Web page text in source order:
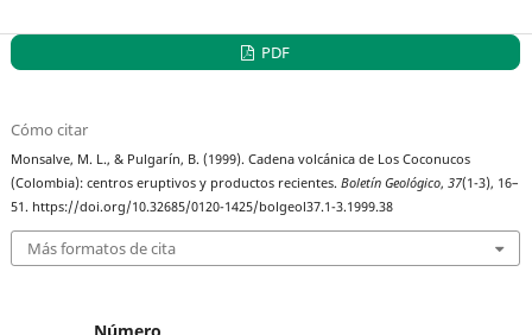
PDF
Cómo citar
Monsalve, M. L., & Pulgarín, B. (1999). Cadena volcánica de Los Coconucos
(Colombia): centros eruptivos y productos recientes.Boletín Geológico,37(1-3), 16–
51. https://doi.org/10.32685/0120-1425/bolgeol37.1-3.1999.38
Más formatos de cita